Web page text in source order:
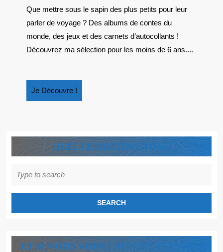
DE
LIVRES
POUR
LES
Que mettre sous le sapin des plus petits pour leur
parler de voyage ? Des albums de contes du
monde, des jeux et des carnets d’autocollants !
Découvrez ma sélection pour les moins de 6 ans....
Je Découvre !
Découvre
QUELLE DESTINATION ?
for:
ET SI VOUS VOUS LAISSIEZ TENTER ?